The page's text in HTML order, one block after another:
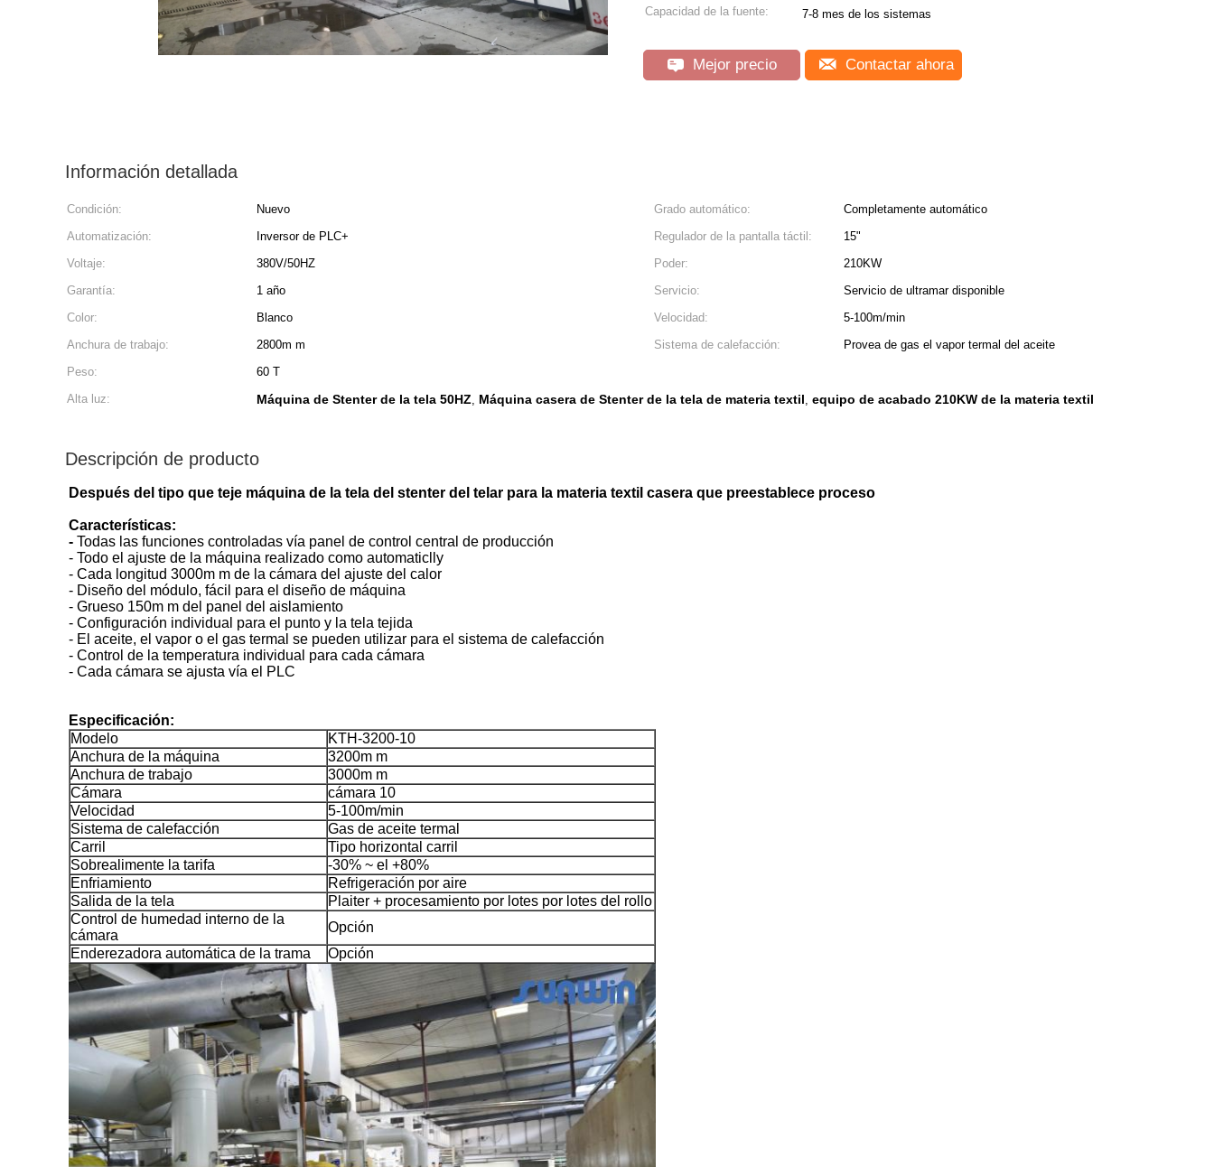
Capacidad de la fuente: 7-8 mes de los sistemas
Mejor precio Contactar ahora
Información detallada
Condición: Nuevo Grado automático:
Completamente automático
Automatización:
Inversor de PLC+ Regulador de la pantalla táctil:
15"
Voltaje:
380V/50HZ Poder:
210KW
Garantía:
1 año Servicio:
Servicio de ultramar disponible
Color:
Blanco Velocidad:
5-100m/min
Anchura de trabajo:
2800m m Sistema de calefacción:
Provea de gas el vapor termal del aceite
Peso:
60 T
Alta luz:
Máquina de Stenter de la tela 50HZ, Máquina casera de Stenter de la tela de materia textil, equipo de acabado 210KW de la materia textil
Descripción de producto
Después del tipo que teje máquina de la tela del stenter del telar para la materia textil casera que preestablece proceso
Características:
- Todas las funciones controladas vía panel de control central de producción
- Todo el ajuste de la máquina realizado como automaticlly
- Cada longitud 3000m m de la cámara del ajuste del calor
- Diseño del módulo, fácil para el diseño de máquina
- Grueso 150m m del panel del aislamiento
- Configuración individual para el punto y la tela tejida
- El aceite, el vapor o el gas termal se pueden utilizar para el sistema de calefacción
- Control de la temperatura individual para cada cámara
- Cada cámara se ajusta vía el PLC
Especificación:
Modelo
KTH-3200-10
Anchura de la máquina
3200m m
Anchura de trabajo
3000m m
Cámara
cámara 10
Velocidad
5-100m/min
Sistema de calefacción
Gas de aceite termal
Carril
Tipo horizontal carril
Sobrealimente la tarifa
-30% ~ el +80%
Enfriamiento
Refrigeración por aire
Salida de la tela
Plaiter + procesamiento por lotes por lotes del rollo
Control de humedad interno de la
cámara
Opción
Enderezadora automática de la trama
Opción